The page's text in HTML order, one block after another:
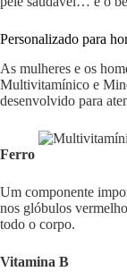
Personalizado para
As mulheres e os
Multivitamínico e
desenvolvido para
Ferro
Um componente
nos glóbulos
todo o corpo.
Vitamina B